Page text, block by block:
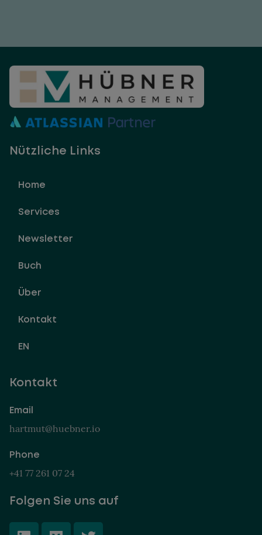
Nützliche Links
Home
Services
Newsletter
Buch
Über
Kontakt
EN
Kontakt
Email
hartmut@huebner.io
Phone
+41 77 261 07 24
Folgen Sie uns auf